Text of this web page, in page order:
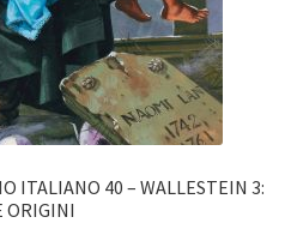
ITALIANO 40 – WALLESTEIN 3:
ORIGINI